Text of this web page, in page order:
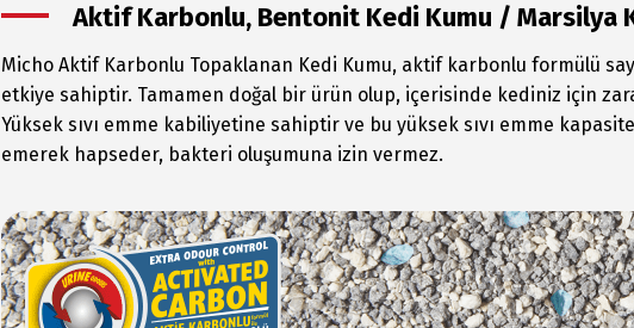
Aktif Karbonlu, Bentonit Kedi Kumu / Marsilya
Micho Aktif Karbonlu Topaklanan Kedi Kumu, aktif karbonlu formülü
etkiye sahiptir. Tamamen doğal bir ürün olup, içerisinde kediniz için
Yüksek sıvı emme kabiliyetine sahiptir ve bu yüksek sıvı emme
emerek hapseder, bakteri oluşumuna izin vermez.